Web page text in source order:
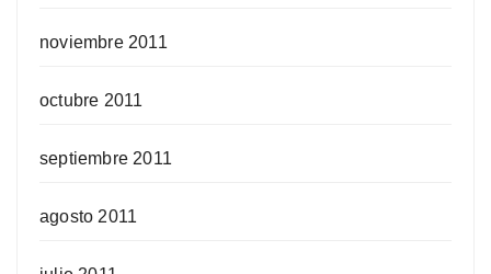
noviembre 2011
octubre 2011
septiembre 2011
agosto 2011